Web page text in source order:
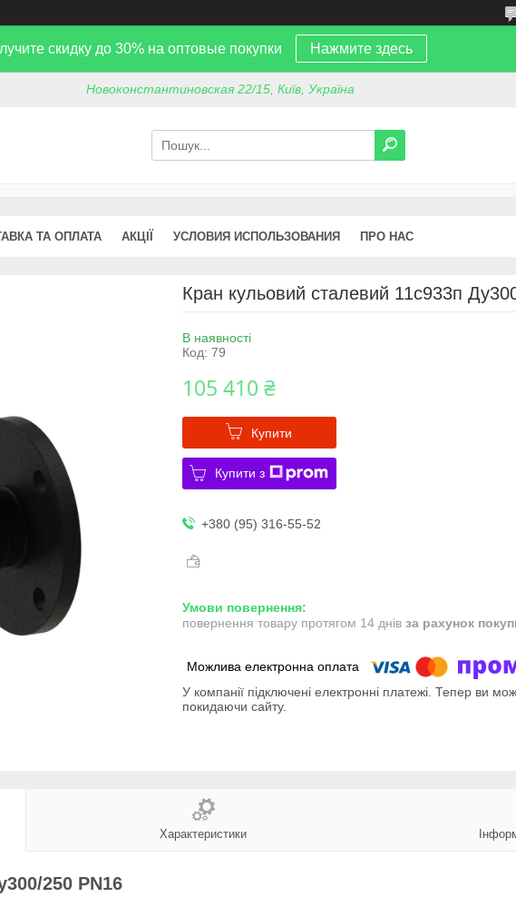
скидку до 30% на оптовые покупки Нажмите здесь
Новоконстантиновская 22/15, Київ, Україна
ТА ОПЛАТА АКЦІЇ УСЛОВИЯ ИСПОЛЬЗОВАНИЯ ПРО НАС
Кран кульовий сталевий 11с933п
В наявності
Код: 79
105 410 ₴
Купити
Купити з
+380 (95) 316-55-52
повернення товару протягом 14 днів за рахунок
У компанії підключені електронні платежі. Тепер ви
покидаючи сайту.
Характеристики
250 PN16